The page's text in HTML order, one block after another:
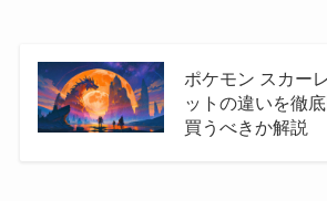
ポケモン スカー
ットの違いを徹
買うべきか解説